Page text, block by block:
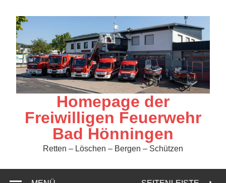
springen
Homepage der
Freiwilligen Feuerwehr
Bad Hönningen
Retten – Löschen – Bergen – Schützen